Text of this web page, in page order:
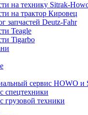
на технику Sitrak-
на трактор Кировец
запчастей Deutz-Fahr
Teagle
Tigarbo
сервис HOWO и
спецтехники
грузовой техники